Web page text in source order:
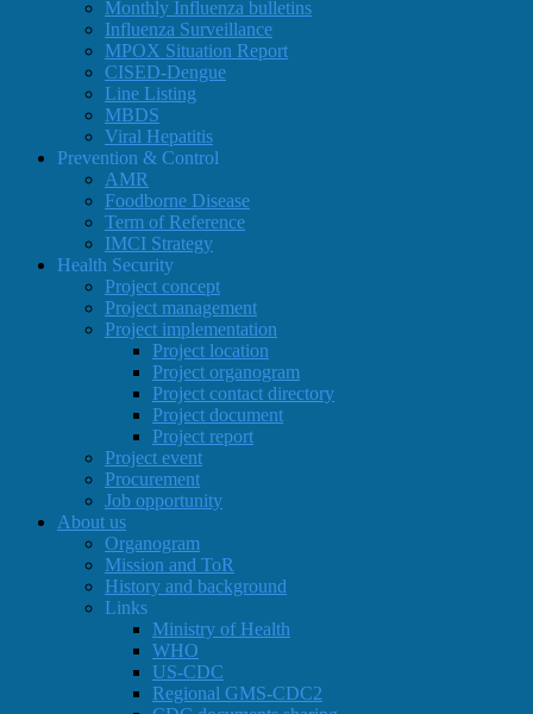
Monthly Influenza bulletins
Influenza Surveillance
MPOX Situation Report
CISED-Dengue
Line Listing
MBDS
Viral Hepatitis
Prevention & Control
AMR
Foodborne Disease
Term of Reference
IMCI Strategy
Health Security
Project concept
Project management
Project implementation
Project location
Project organogram
Project contact directory
Project document
Project report
Project event
Procurement
Job opportunity
About us
Organogram
Mission and ToR
History and background
Links
Ministry of Health
WHO
US-CDC
Regional GMS-CDC2